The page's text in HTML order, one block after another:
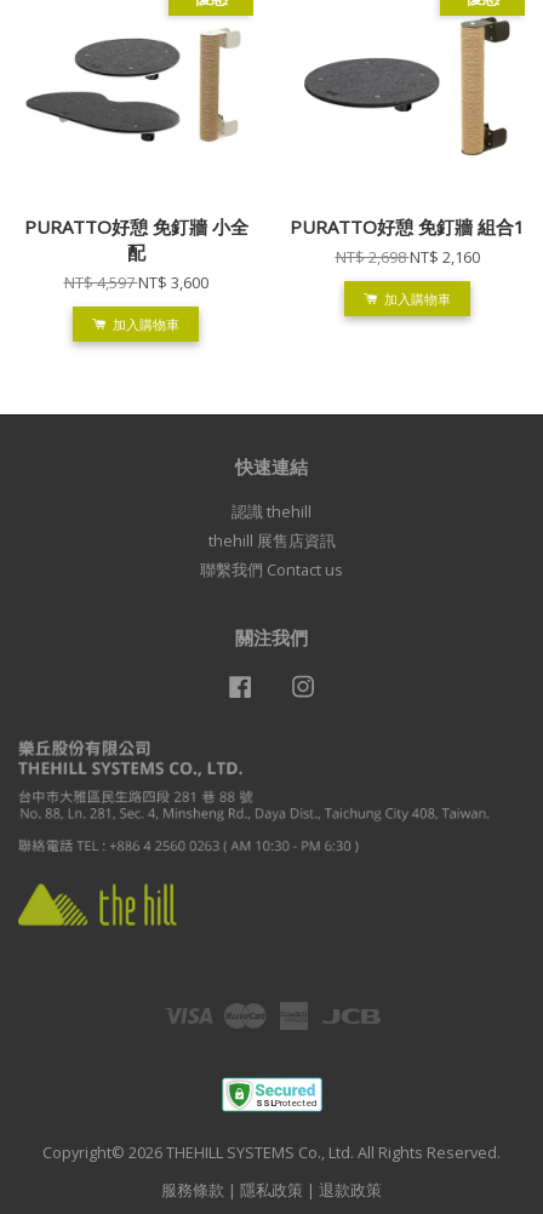
PURATTO好憩 免釘牆 小全
配
NT$ 4,597NT$ 3,600
加入購物車
PURATTO好憩 免釘牆 組合1
NT$ 2,698NT$ 2,160
加入購物車
快速連結
認識 thehill
thehill 展售店資訊
聯繫我們 Contact us
關注我們
Facebook
Visa Master
American
Copyright© 2026 THEHILL SYSTEMS Co., Ltd. All Rights Reserved.
服務條款 | 隱私政策 | 退款政策